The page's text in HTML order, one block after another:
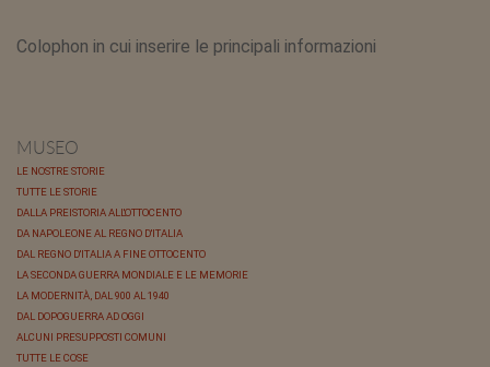
Colophon in cui inserire le principali informazioni
MUSEO
LE NOSTRE STORIE
TUTTE LE STORIE
DALLA PREISTORIA ALL'OTTOCENTO
DA NAPOLEONE AL REGNO D'ITALIA
DAL REGNO D'ITALIA A FINE OTTOCENTO
LA SECONDA GUERRA MONDIALE E LE MEMORIE
LA MODERNITÀ, DAL 900 AL 1940
DAL DOPOGUERRA AD OGGI
ALCUNI PRESUPPOSTI COMUNI
TUTTE LE COSE